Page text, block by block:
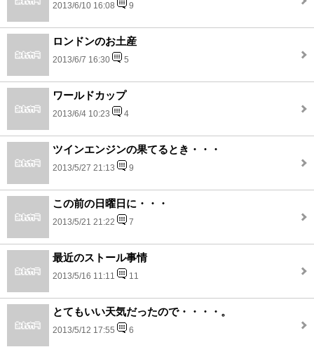
2013/6/10 16:08 9
ロンドンのお土産
2013/6/7 16:30 5
ワールドカップ
2013/6/4 10:23 4
ツインエンジンの果てるとき・・・
2013/5/27 21:13 9
この前の日曜日に・・・
2013/5/21 21:22 7
最近のストール事情
2013/5/16 11:11 11
とてもいい天気だったので・・・・。
2013/5/12 17:55 6